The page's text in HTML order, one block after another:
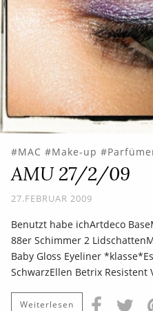
MAC Make-up
AMU 27/2/09
27.FEBRUAR 2009
Benutzt habe ichArtdeco
88er Schimmer 2
Baby Gloss Eyeliner
SchwarzEllen Betrix Resistent
Weiterlesen